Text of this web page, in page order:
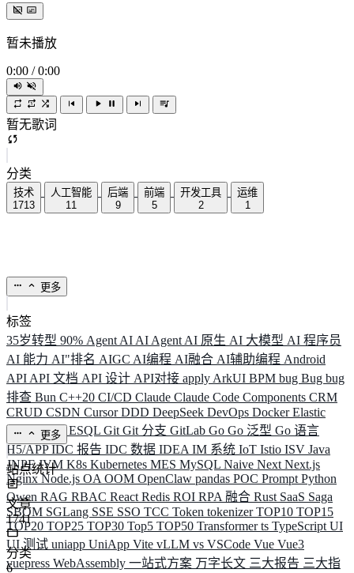
暂未播放
0:00 / 0:00
暂无歌词
分类
技术
1713
人工智能
11
后端
9
前端
5
开发工具
2
运维
1
更多
标签
35岁转型 90% Agent AI AI Agent AI 原生 AI 大模型 AI 程序员
AI 能力 AI"排名 AIGC AI编程 AI融合 AI辅助编程 Android
API API 文档 API 设计 API对接 apply ArkUI BPM bug Bug bug
排查 Bun C++20 CI/CD Claude Claude Code Components CRM
CRUD CSDN CursorDDD DeepSeek DevOps DockerElastic
ELK ElysiaESQL Git Git 分支 GitLab Go Go 泛型 Go 语言
H5/APPIDC 报告 IDC 数据 IDEA IM 系统 IoT Istio ISV Java
JNPFJVM K8s Kubernetes MES MySQL Naive Next Next.js
NginxNode.js OA OOM OpenClaw pandas POC Prompt Python
Qwen RAG RBAC React Redis ROI RPA 融合 Rust SaaS Saga
SBOM SGLang SSE SSO TCC Token tokenizerTOP10 TOP15
TOP20 TOP25 TOP30 Top5 TOP50 Transformerts TypeScript UI
UI 测试 uniapp UniApp Vite vLLM vs VSCode Vue Vue3
vuepress WebAssembly 一站式方案 万字长文 三大报告 三大指
更多
站点统计
文章
1741
分类
6